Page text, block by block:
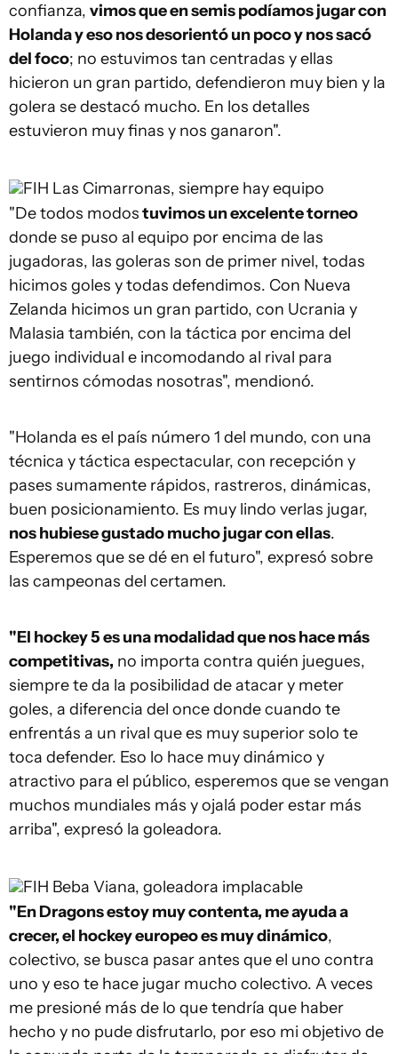
confianza, vimos que en semis podíamos jugar con
Holanda y eso nos desorientó un poco y nos sacó
del foco; no estuvimos tan centradas y ellas
hicieron un gran partido, defendieron muy bien y la
golera se destacó mucho. En los detalles
estuvieron muy finas y nos ganaron".
FIH Las Cimarronas, siempre hay equipo
"De todos modostuvimos un excelente torneo
donde se puso al equipo por encima de las
jugadoras, las goleras son de primer nivel, todas
hicimos goles y todas defendimos. Con Nueva
Zelanda hicimos un gran partido, con Ucrania y
Malasia también, con la táctica por encima del
juego individual e incomodando al rival para
sentirnos cómodas nosotras", mendionó.
"Holanda es el país número 1 del mundo, con una
técnica y táctica espectacular, con recepción y
pases sumamente rápidos, rastreros, dinámicas,
buen posicionamiento. Es muy lindo verlas jugar,
nos hubiese gustado mucho jugar con ellas.
Esperemos que se dé en el futuro", expresó sobre
las campeonas del certamen.
"El hockey 5 es una modalidad que nos hace más
competitivas, no importa contra quién juegues,
siempre te da la posibilidad de atacar y meter
goles, a diferencia del once donde cuando te
enfrentás a un rival que es muy superior solo te
toca defender. Eso lo hace muy dinámico y
atractivo para el público, esperemos que se vengan
muchos mundiales más y ojalá poder estar más
arriba", expresó la goleadora.
FIH Beba Viana, goleadora implacable
"En Dragons estoy muy contenta, me ayuda a
crecer, el hockey europeo es muy dinámico,
colectivo, se busca pasar antes que el uno contra
uno y eso te hace jugar mucho colectivo. A veces
me presioné más de lo que tendría que haber
hecho y no pude disfrutarlo, por eso mi objetivo de